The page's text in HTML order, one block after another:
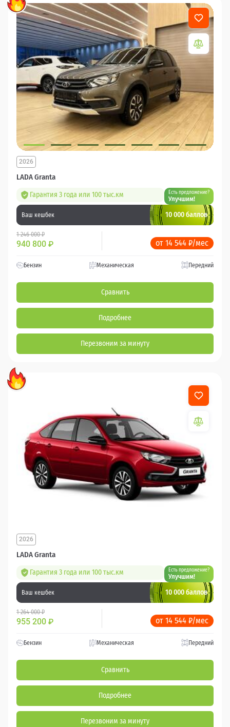
LADA Granta
2026
Гарантия 3 года или 100 тыс.км Есть предложение?
Улучшим!
Ваш кешбек 10 000 баллов
1 246 000 ₽
940 800 ₽ от 14 544 ₽/мес
Бензин Механическая Передний
Сравнить
Подробнее
Перезвоним за минуту
LADA Granta
2026
Гарантия 3 года или 100 тыс.км Есть предложение?
Улучшим!
Ваш кешбек 10 000 баллов
1 264 000 ₽
955 200 ₽ от 14 544 ₽/мес
Бензин Механическая Передний
Сравнить
Подробнее
Перезвоним за минуту